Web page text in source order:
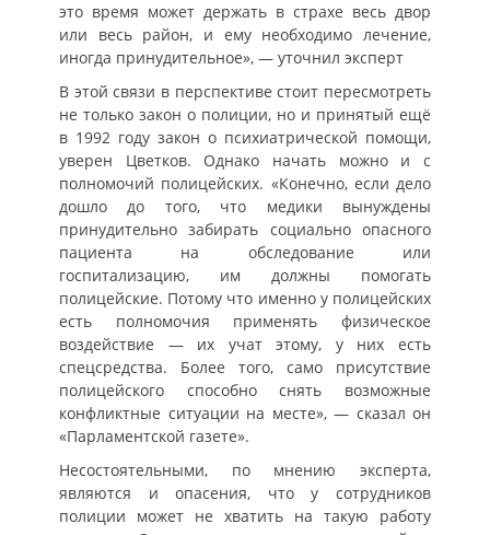
это время может держать в страхе весь двор
или весь район, и ему необходимо лечение,
иногда принудительное», — уточнил эксперт
В этой связи в перспективе стоит пересмотреть
не только закон о полиции, но и принятый ещё
в 1992 году закон о психиатрической помощи,
уверен Цветков. Однако начать можно и с
полномочий полицейских. «Конечно, если дело
дошло до того, что медики вынуждены
принудительно забирать социально опасного
пациента на обследование или
госпитализацию, им должны помогать
полицейские. Потому что именно у полицейских
есть полномочия применять физическое
воздействие — их учат этому, у них есть
спецсредства. Более того, само присутствие
полицейского способно снять возможные
конфликтные ситуации на месте», — сказал он
«Парламентской газете».
Несостоятельными, по мнению эксперта,
являются и опасения, что у сотрудников
полиции может не хватить на такую работу